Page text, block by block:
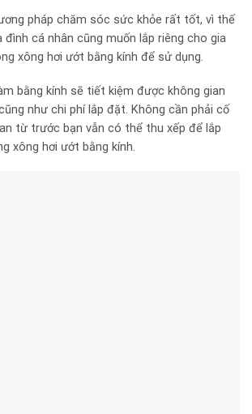
pháp chăm sóc sức khỏe rất tốt, vì thế
đình cá nhân cũng muốn lắp riêng cho gia
xông hơi ướt bằng kính để sử dụng.
bằng kính sẽ tiết kiệm được không gian
như chi phí lắp đặt. Không cần phải cố
từ trước bạn vẫn có thể thu xếp để lắp
xông hơi ướt bằng kính.